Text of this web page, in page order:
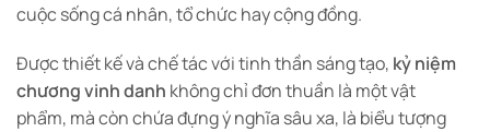
cuộc sống cá nhân, tổ chức hay cộng đồng.
Được thiết kế và chế tác với tinh thần sáng tạo, kỷ niệm
chương vinh danh không chỉ đơn thuần là một vật
phẩm, mà còn chứa đựng ý nghĩa sâu xa, là biểu tượng